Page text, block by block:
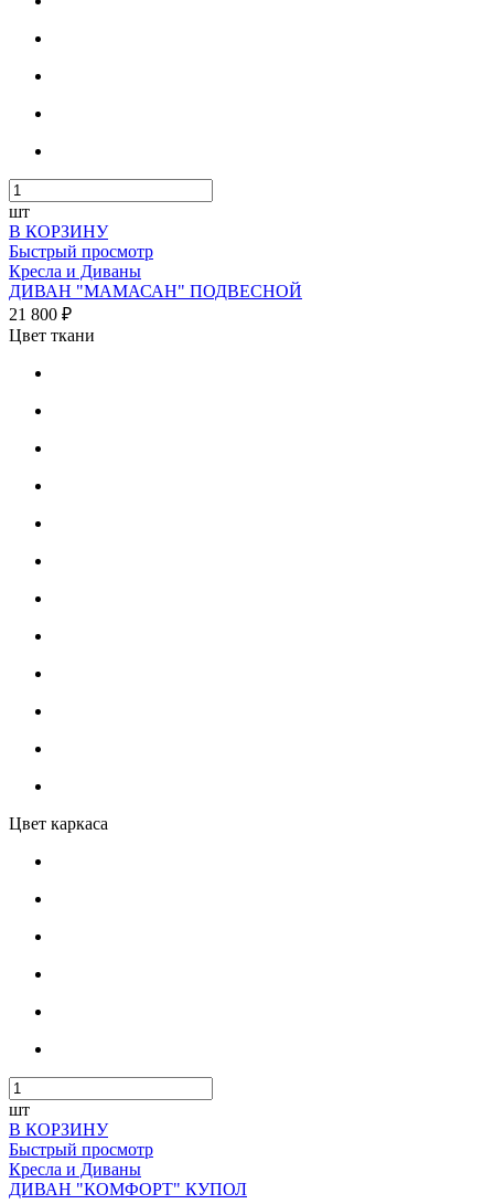
шт
В КОРЗИНУ
Быстрый просмотр
Кресла и Диваны
ДИВАН "МАМАСАН" ПОДВЕСНОЙ
21 800 ₽
Цвет ткани
Цвет каркаса
шт
В КОРЗИНУ
Быстрый просмотр
Кресла и Диваны
ДИВАН "КОМФОРТ" КУПОЛ